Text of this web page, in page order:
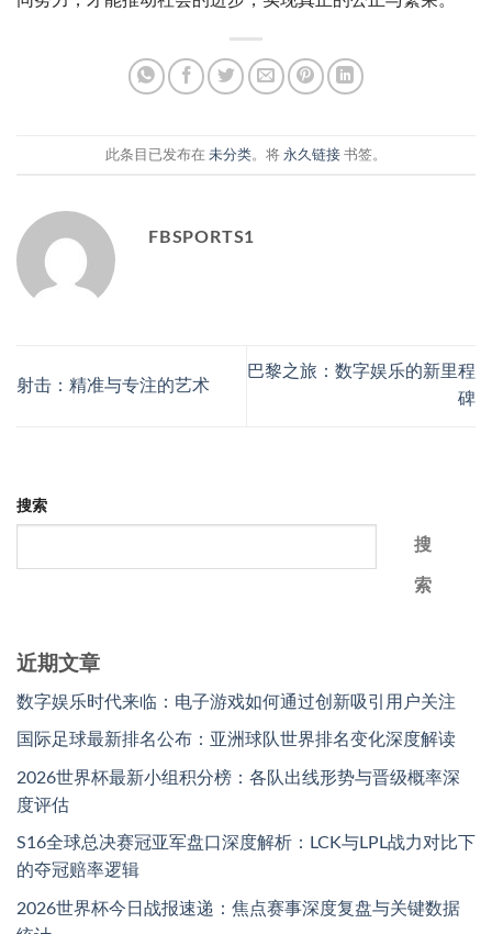
此条目已发布在 未分类。将 永久链接 书签。
FBSPORTS1
射击：精准与专注的艺术
巴黎之旅：数字娱乐的新里程
碑
搜索
搜
索
近期文章
数字娱乐时代来临：电子游戏如何通过创新吸引用户关注
国际足球最新排名公布：亚洲球队世界排名变化深度解读
2026世界杯最新小组积分榜：各队出线形势与晋级概率深
度评估
S16全球总决赛冠亚军盘口深度解析：LCK与LPL战力对比下
的夺冠赔率逻辑
2026世界杯今日战报速递：焦点赛事深度复盘与关键数据